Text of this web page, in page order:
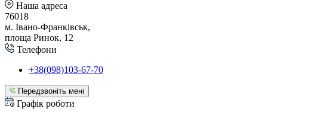
Наша адреса
76018
м. Івано-Франківськ,
площа Ринок, 12
Телефони
+38(098)103-67-70
Передзвоніть мені
Графік роботи